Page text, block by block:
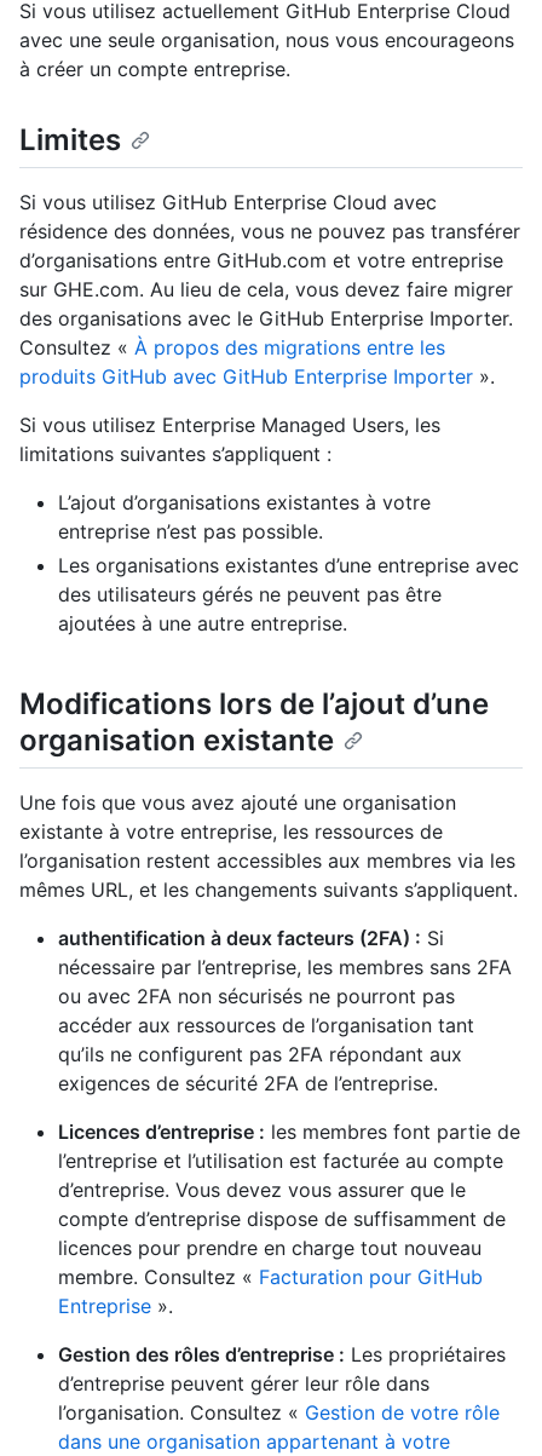
Si vous utilisez actuellement GitHub Enterprise Cloud
avec une seule organisation, nous vous encourageons
à créer un compte entreprise.
Limites
Si vous utilisez GitHub Enterprise Cloud avec
résidence des données, vous ne pouvez pas transférer
d’organisations entre GitHub.com et votre entreprise
sur GHE.com. Au lieu de cela, vous devez faire migrer
des organisations avec le GitHub Enterprise Importer.
Consultez « À propos des migrations entre les
produits GitHub avec GitHub Enterprise Importer ».
Si vous utilisez Enterprise Managed Users, les
limitations suivantes s’appliquent :
L’ajout d’organisations existantes à votre
entreprise n’est pas possible.
Les organisations existantes d’une entreprise avec
des utilisateurs gérés ne peuvent pas être
ajoutées à une autre entreprise.
Modifications lors de l’ajout d’une
organisation existante
Une fois que vous avez ajouté une organisation
existante à votre entreprise, les ressources de
l’organisation restent accessibles aux membres via les
mêmes URL, et les changements suivants s’appliquent.
authentification à deux facteurs (2FA) : Si
nécessaire par l’entreprise, les membres sans 2FA
ou avec 2FA non sécurisés ne pourront pas
accéder aux ressources de l’organisation tant
qu’ils ne configurent pas 2FA répondant aux
exigences de sécurité 2FA de l’entreprise.
Licences d’entreprise : les membres font partie de
l’entreprise et l’utilisation est facturée au compte
d’entreprise. Vous devez vous assurer que le
compte d’entreprise dispose de suffisamment de
licences pour prendre en charge tout nouveau
membre. Consultez « Facturation pour GitHub
Entreprise ».
Gestion des rôles d’entreprise : Les propriétaires
d’entreprise peuvent gérer leur rôle dans
l’organisation. Consultez « Gestion de votre rôle
dans une organisation appartenant à votre